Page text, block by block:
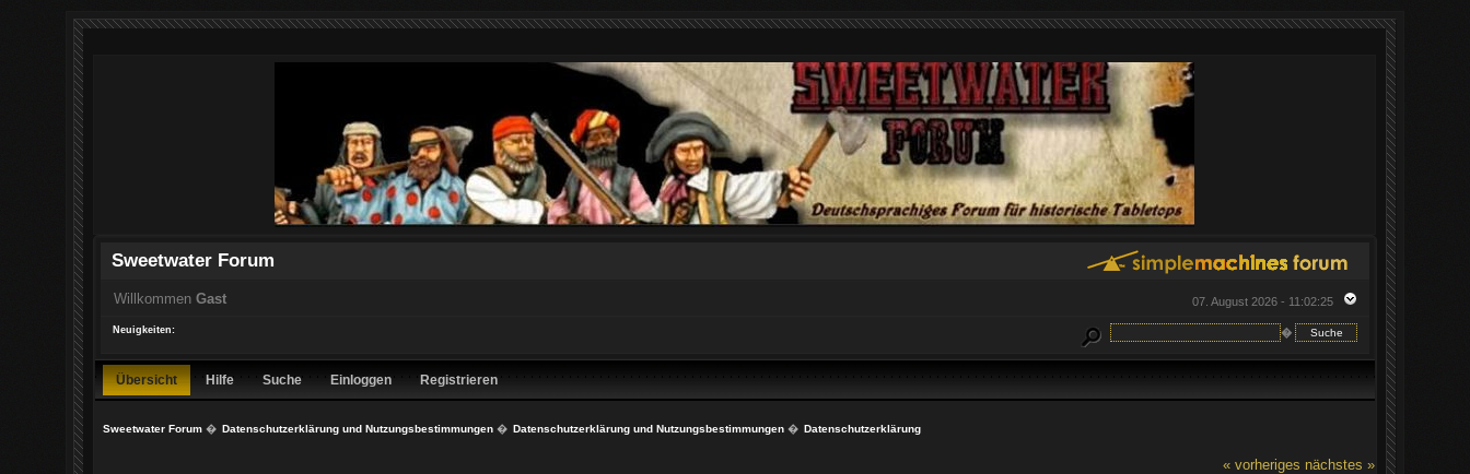
Sweetwater Forum
07. August 2026 - 11:02:25
Willkommen Gast
�
Neuigkeiten:
Übersicht Hilfe Suche Einloggen Registrieren
Sweetwater Forum� Datenschutzerklärung und Nutzungsbestimmungen� Datenschutzerklärung und Nutzungsbestimmungen� Datenschutzerklärung
« vorheriges nächstes »